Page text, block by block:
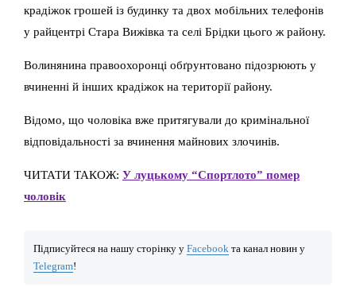
крадіжок грошей із будинку та двох мобільних телефонів
у райцентрі Стара Вижівка та селі Брідки цього ж району.
Волинянина правоохоронці обґрунтовано підозрюють у
вчиненні й інших крадіжок на території району.
Відомо, що чоловіка вже притягували до кримінальної
відповідальності за вчинення майнових злочинів.
ЧИТАТИ ТАКОЖ: У луцькому “Спортлото” помер
чоловік
Підписуйтеся на нашу сторінку у Facebook та канал новин у
Telegram!